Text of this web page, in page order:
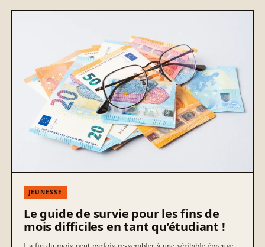
JEUNESSE
Le guide de survie pour les fins de
mois difficiles en tant qu’étudiant !